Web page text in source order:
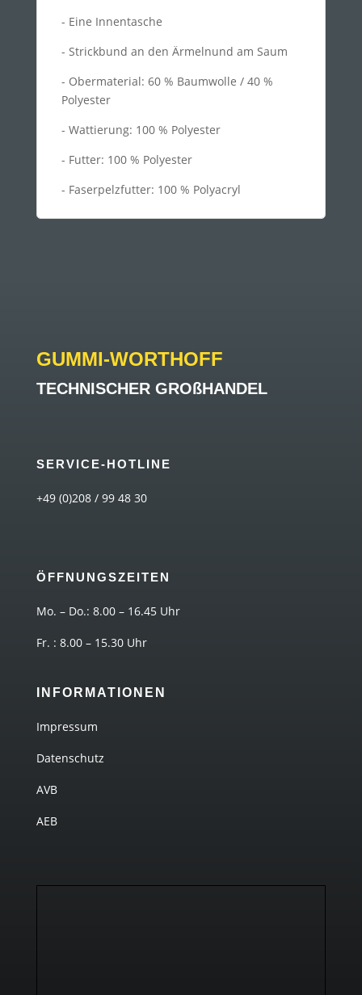
- Eine Innentasche
- Strickbund an den Ärmelnund am Saum
- Obermaterial: 60 % Baumwolle / 40 %
Polyester
- Wattierung: 100 % Polyester
- Futter: 100 % Polyester
- Faserpelzfutter: 100 % Polyacryl
GUMMI-WORTHOFF
TECHNISCHER GROßHANDEL
SERVICE-HOTLINE
+49 (0)208 / 99 48 30
ÖFFNUNGSZEITEN
Mo. – Do.: 8.00 – 16.45 Uhr
Fr. : 8.00 – 15.30 Uhr
INFORMATIONEN
Impressum
Datenschutz
AVB
AEB